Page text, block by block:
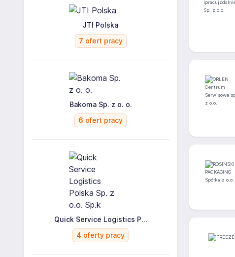
JTI Polska
7 ofert pracy
Bakoma Sp. z o. o.
6 ofert pracy
Quick Service Logistics P...
4 oferty pracy